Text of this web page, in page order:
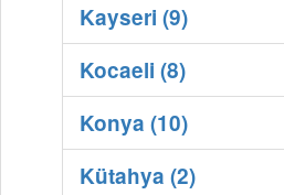
Kayseri (9)
Kocaeli (8)
Konya (10)
Kütahya (2)